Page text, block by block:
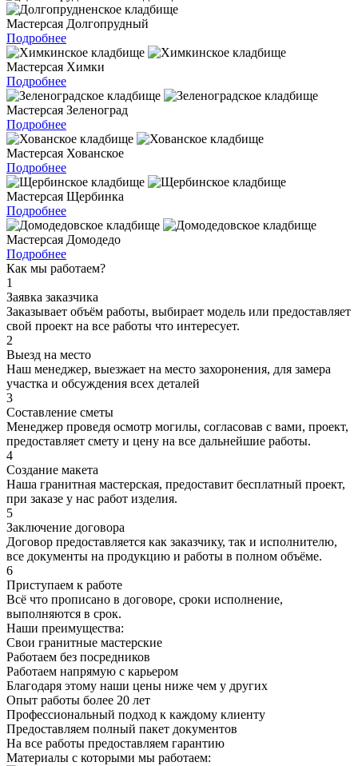
Мастерсая Долгопрудный
Подробнее
Мастерсая Химки
Подробнее
Мастерсая Зеленоград
Подробнее
Мастерсая Хованское
Подробнее
Мастерсая Щербинка
Подробнее
Мастерсая Домодедо
Подробнее
Как мы работаем?
1
Заявка заказчика
Заказывает объём работы, выбирает модель или предоставляет
свой проект на все работы что интересует.
2
Выезд на место
Наш менеджер, выезжает на место захоронения, для замера
участка и обсуждения всех деталей
3
Составление сметы
Менеджер проведя осмотр могилы, согласовав с вами, проект,
предоставляет смету и цену на все дальнейшие работы.
4
Создание макета
Наша гранитная мастерская, предоставит бесплатный проект,
при заказе у нас работ изделия.
5
Заключение договора
Договор предоставляется как заказчику, так и исполнителю,
все документы на продукцию и работы в полном объёме.
6
Приступаем к работе
Всё что прописано в договоре, сроки исполнение,
выполняются в срок.
Наши преимущества:
Свои гранитные мастерские
Работаем без посредников
Работаем напрямую с карьером
Благодаря этому наши цены ниже чем у других
Опыт работы более 20 лет
Профессиональный подход к каждому клиенту
Предоставляем полный пакет документов
На все работы предоставляем гарантию
Материалы с которыми мы работаем: